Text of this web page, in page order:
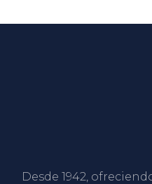
Desde 1942,